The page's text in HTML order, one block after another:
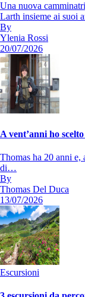
Una nuova
Larth insieme ai suoi
By
Ylenia Rossi
20/07/2026
A vent’anni ho
Thomas ha 20 anni e,
di…
By
Thomas Del Duca
13/07/2026
Escursioni